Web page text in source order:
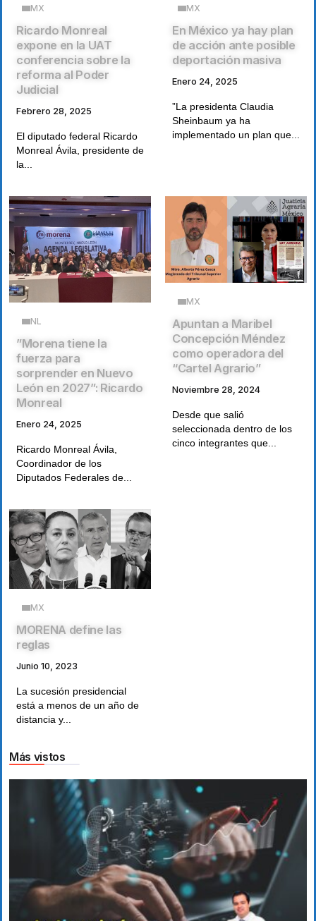
MX
Ricardo Monreal
expone en la UAT
conferencia sobre la
reforma al Poder
Judicial
Febrero 28, 2025
El diputado federal Ricardo
Monreal Ávila, presidente de
la...
MX
En México ya hay plan
de acción ante posible
deportación masiva
Enero 24, 2025
”La presidenta Claudia
Sheinbaum ya ha
implementado un plan que...
NL
”Morena tiene la
fuerza para
sorprender en Nuevo
León en 2027”: Ricardo
Monreal
Enero 24, 2025
Ricardo Monreal Ávila,
Coordinador de los
Diputados Federales de...
MX
Apuntan a Maribel
Concepción Méndez
como operadora del
“Cartel Agrario”
Noviembre 28, 2024
Desde que salió
seleccionada dentro de los
cinco integrantes que...
MX
MORENA define las
reglas
Junio 10, 2023
La sucesión presidencial
está a menos de un año de
distancia y...
Más vistos